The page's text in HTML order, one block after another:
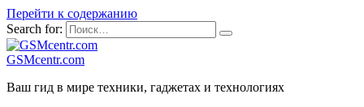
Перейти к содержанию
Search for:
GSMcentr.com
Ваш гид в мире техники, гаджетах и технологиях